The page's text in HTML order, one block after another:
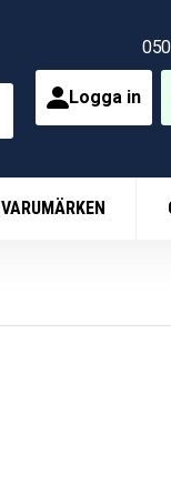
Logga in
VARUMÄRKEN